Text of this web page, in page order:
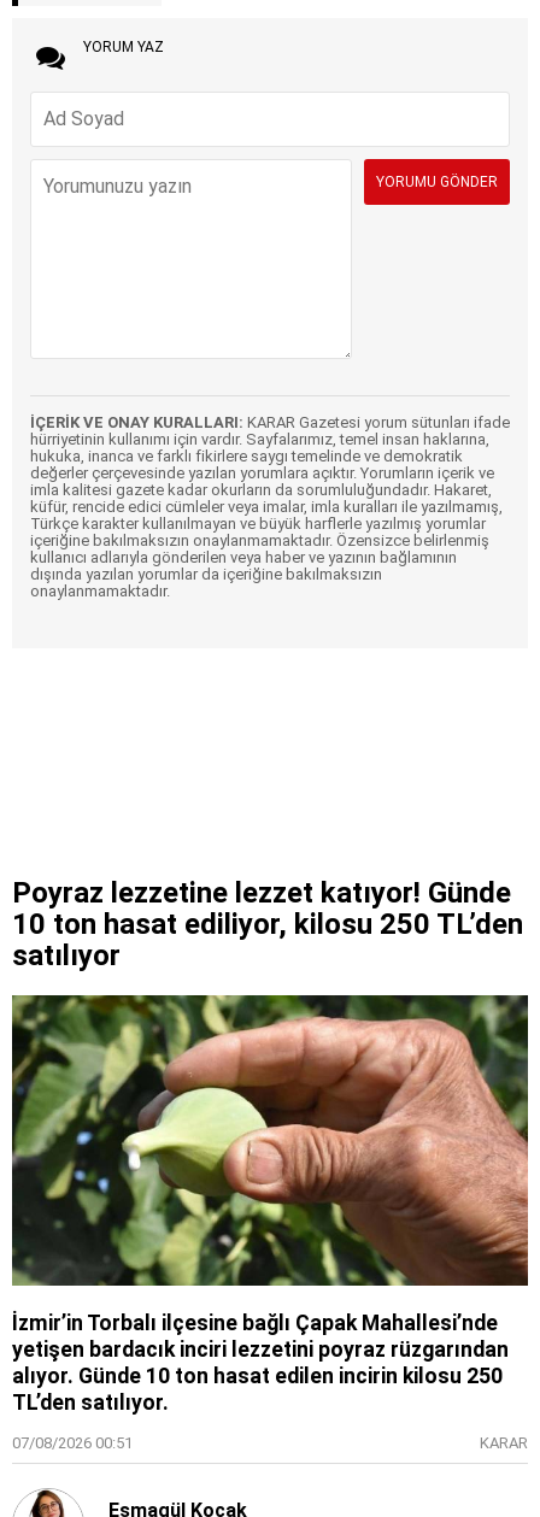
YORUM YAZ
İÇERİK VE ONAY KURALLARI: KARAR Gazetesi yorum sütunları ifade
hürriyetinin kullanımı için vardır. Sayfalarımız, temel insan haklarına,
hukuka, inanca ve farklı fikirlere saygı temelinde ve demokratik
değerler çerçevesinde yazılan yorumlara açıktır. Yorumların içerik ve
imla kalitesi gazete kadar okurların da sorumluluğundadır. Hakaret,
küfür, rencide edici cümleler veya imalar, imla kuralları ile yazılmamış,
Türkçe karakter kullanılmayan ve büyük harflerle yazılmış yorumlar
içeriğine bakılmaksızın onaylanmamaktadır. Özensizce belirlenmiş
kullanıcı adlarıyla gönderilen veya haber ve yazının bağlamının
dışında yazılan yorumlar da içeriğine bakılmaksızın
onaylanmamaktadır.
Poyraz lezzetine lezzet katıyor! Günde
10 ton hasat ediliyor, kilosu 250 TL’den
satılıyor
İzmir’in Torbalı ilçesine bağlı Çapak Mahallesi’nde
yetişen bardacık inciri lezzetini poyraz rüzgarından
alıyor. Günde 10 ton hasat edilen incirin kilosu 250
TL’den satılıyor.
07/08/2026 00:51 KARAR
Esmagül Koçak